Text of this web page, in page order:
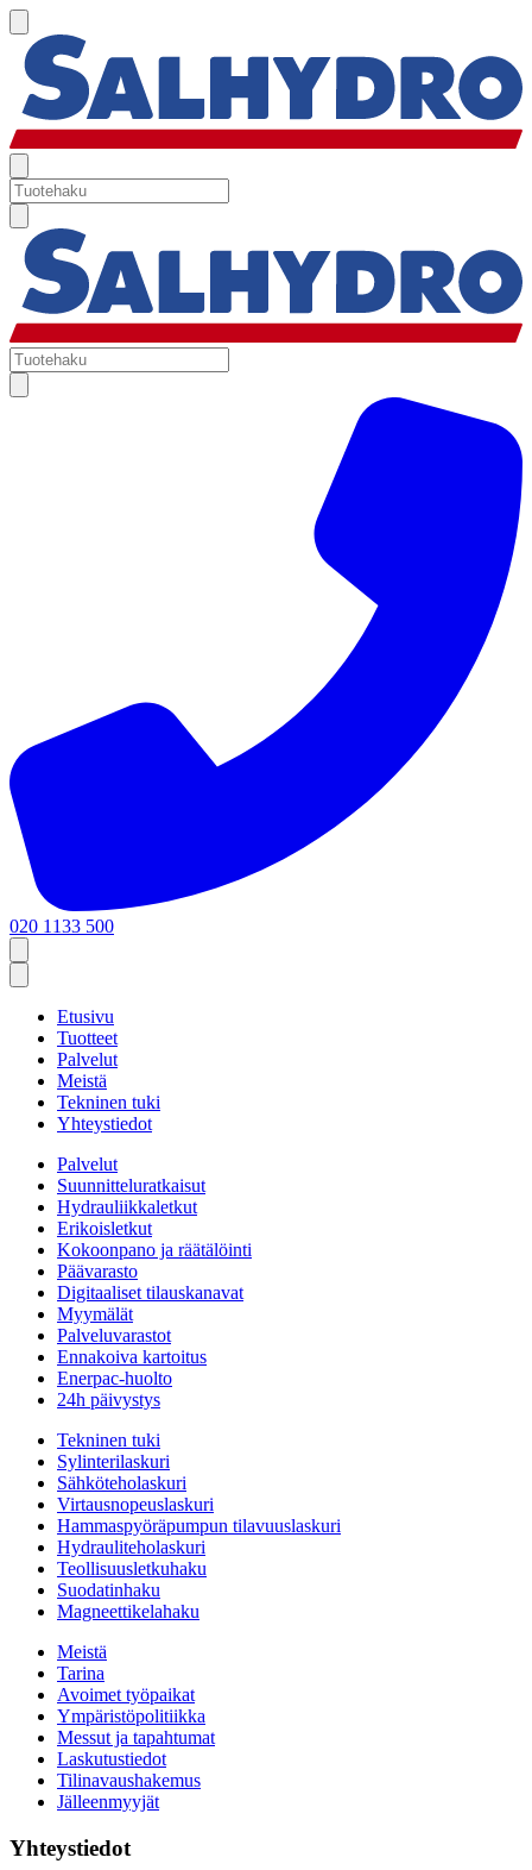
020 1133 500
Etusivu
Tuotteet
Palvelut
Meistä
Tekninen tuki
Yhteystiedot
Palvelut
Suunnitteluratkaisut
Hydrauliikkaletkut
Erikoisletkut
Kokoonpano ja räätälöinti
Päävarasto
Digitaaliset tilauskanavat
Myymälät
Palveluvarastot
Ennakoiva kartoitus
Enerpac-huolto
24h päivystys
Tekninen tuki
Sylinterilaskuri
Sähköteholaskuri
Virtausnopeuslaskuri
Hammaspyöräpumpun tilavuuslaskuri
Hydrauliteholaskuri
Teollisuusletkuhaku
Suodatinhaku
Magneettikelahaku
Meistä
Tarina
Avoimet työpaikat
Ympäristöpolitiikka
Messut ja tapahtumat
Laskutustiedot
Tilinavaushakemus
Jälleenmyyjät
Yhteystiedot